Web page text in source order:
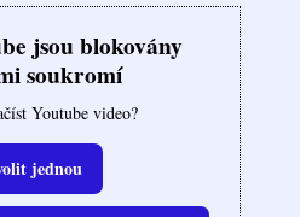
jsou blokovány
soukromí
Youtube video?
jednou